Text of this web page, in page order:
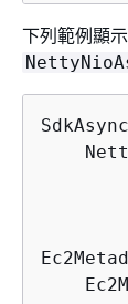
下列範例顯